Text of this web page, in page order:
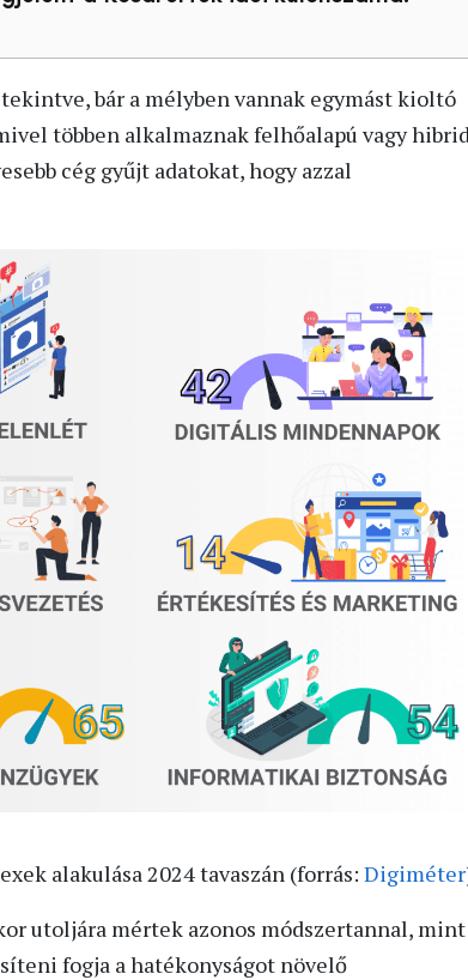
bár a mélyben vannak egymást kioltó
többen alkalmaznak felhőalapú vagy
cég gyűjt adatokat, hogy azzal
alakulása 2024 tavaszán (forrás: Digiméter
utoljára mértek azonos módszertannal, mint
fogja a hatékonyságot növelő